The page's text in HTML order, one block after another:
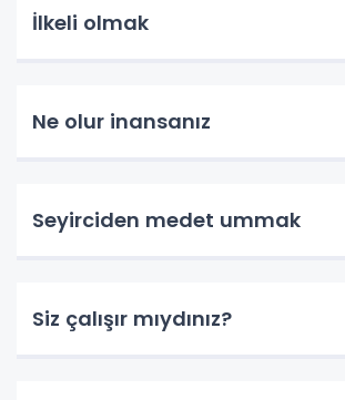
İlkeli olmak
Ne olur inansanız
Seyirciden medet ummak
Siz çalışır mıydınız?